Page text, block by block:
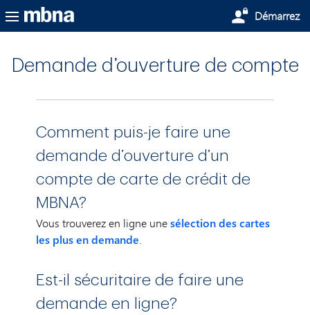
Passer au contenu principal Démarrez
Demande d’ouverture de compte
Comment puis-je faire une
demande d’ouverture d’un
compte de carte de crédit de
MBNA?
Vous trouverez en ligne unesélection des cartes
les plus en demande.
Est-il sécuritaire de faire une
demande en ligne?